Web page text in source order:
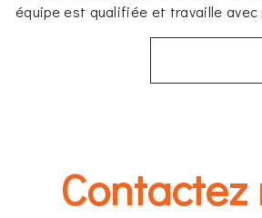
équipe est qualifiée et travaille avec
Contactez